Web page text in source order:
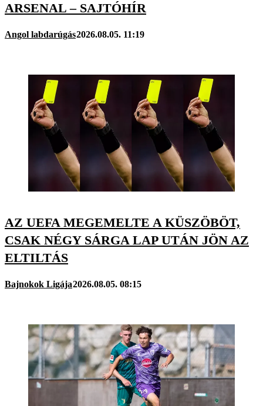
ARSENAL – SAJTÓHÍR
Angol labdarúgás2026.08.05. 11:19
AZ UEFA MEGEMELTE A KÜSZÖBÖT,
CSAK NÉGY SÁRGA LAP UTÁN JÖN AZ
ELTILTÁS
Bajnokok Ligája2026.08.05. 08:15